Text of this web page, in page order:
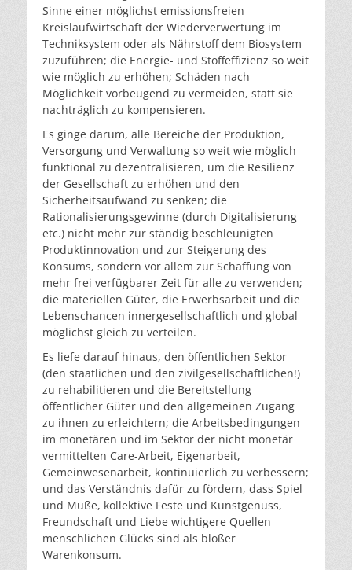
Sinne einer möglichst emissionsfreien
Kreislaufwirtschaft der Wiederverwertung im
Techniksystem oder als Nährstoff dem Biosystem
zuzuführen; die Energie- und Stoffeffizienz so weit
wie möglich zu erhöhen; Schäden nach
Möglichkeit vorbeugend zu vermeiden, statt sie
nachträglich zu kompensieren.
Es ginge darum, alle Bereiche der Produktion,
Versorgung und Verwaltung so weit wie möglich
funktional zu dezentralisieren, um die Resilienz
der Gesellschaft zu erhöhen und den
Sicherheitsaufwand zu senken; die
Rationalisierungsgewinne (durch Digitalisierung
etc.) nicht mehr zur ständig beschleunigten
Produktinnovation und zur Steigerung des
Konsums, sondern vor allem zur Schaffung von
mehr frei verfügbarer Zeit für alle zu verwenden;
die materiellen Güter, die Erwerbsarbeit und die
Lebenschancen innergesellschaftlich und global
möglichst gleich zu verteilen.
Es liefe darauf hinaus, den öffentlichen Sektor
(den staatlichen und den zivilgesellschaftlichen!)
zu rehabilitieren und die Bereitstellung
öffentlicher Güter und den allgemeinen Zugang
zu ihnen zu erleichtern; die Arbeitsbedingungen
im monetären und im Sektor der nicht monetär
vermittelten Care-Arbeit, Eigenarbeit,
Gemeinwesenarbeit, kontinuierlich zu verbessern;
und das Verständnis dafür zu fördern, dass Spiel
und Muße, kollektive Feste und Kunstgenuss,
Freundschaft und Liebe wichtigere Quellen
menschlichen Glücks sind als bloßer
Warenkonsum.